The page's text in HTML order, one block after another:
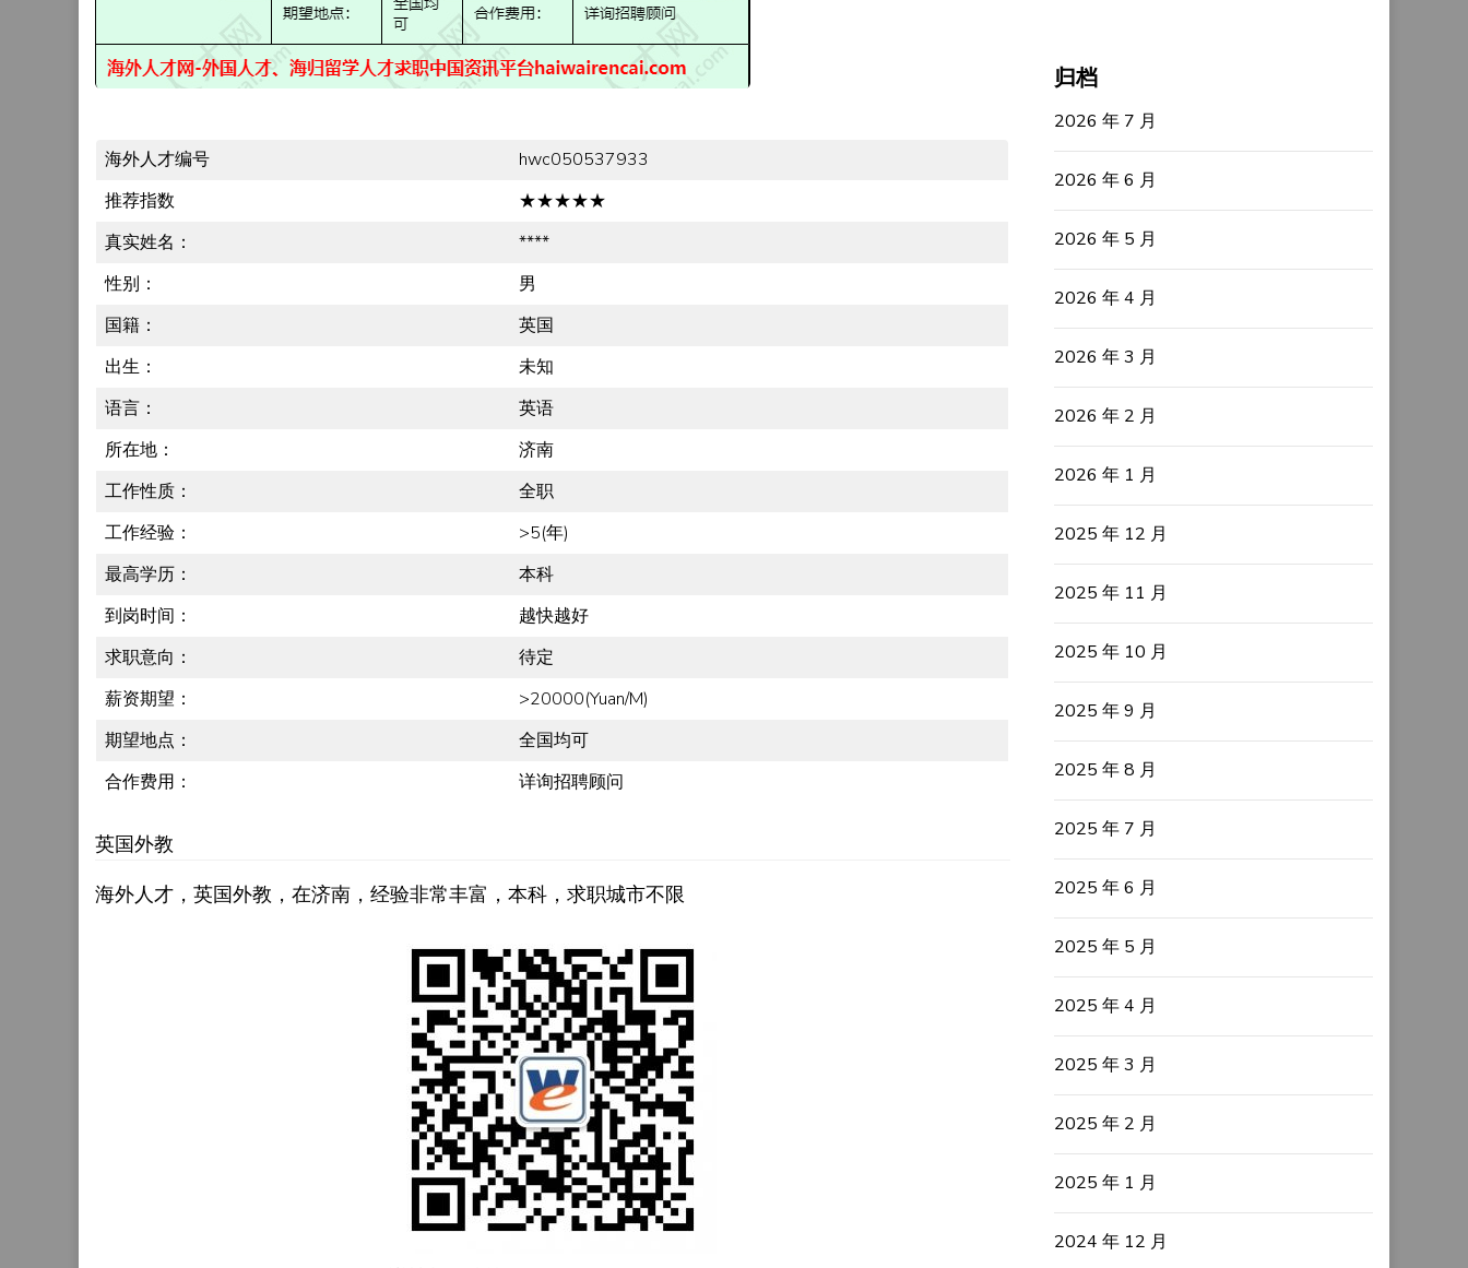
海外人才编号
hwc050537933
推荐指数
★★★★★
真实姓名：
****
性别：
男
国籍：
英国
出生：
未知
语言：
英语
所在地：
济南
工作性质：
全职
工作经验：
>5(年)
最高学历：
本科
到岗时间：
越快越好
求职意向：
待定
薪资期望：
>20000(Yuan/M)
期望地点：
全国均可
合作费用：
详询招聘顾问
英国外教
海外人才，英国外教，在济南，经验非常丰富，本科，求职城市不限
归档
2026 年 7 月
2026 年 6 月
2026 年 5 月
2026 年 4 月
2026 年 3 月
2026 年 2 月
2026 年 1 月
2025 年 12 月
2025 年 11 月
2025 年 10 月
2025 年 9 月
2025 年 8 月
2025 年 7 月
2025 年 6 月
2025 年 5 月
2025 年 4 月
2025 年 3 月
2025 年 2 月
2025 年 1 月
2024 年 12 月